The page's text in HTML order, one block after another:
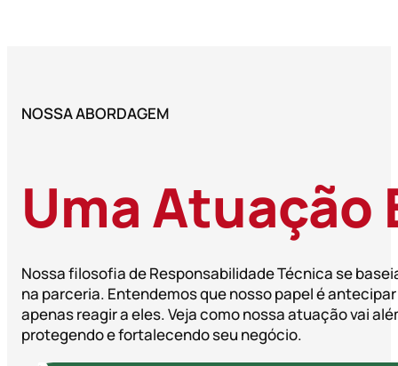
NOSSA ABORDAGEM
Uma
Nossa filosofia de Responsabilidade Técnica se
na parceria. Entendemos que nosso papel é
apenas reagir a eles. Veja como nossa atuação vai
protegendo e fortalecendo seu negócio.